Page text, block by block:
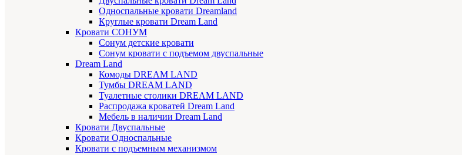
Односпальные кровати Dreamland
Круглые кровати Dream Land
Кровати СОНУМ
Сонум детские кровати
Сонум кровати с подъемом двуспальные
Dream Land
Комоды DREAM LAND
Тумбы DREAM LAND
Туалетные столики DREAM LAND
Распродажа кроватей Dream Land
Мебель в наличии Dream Land
Кровати Двуспальные
Кровати Односпальные
Кровати с подъемным механизмом